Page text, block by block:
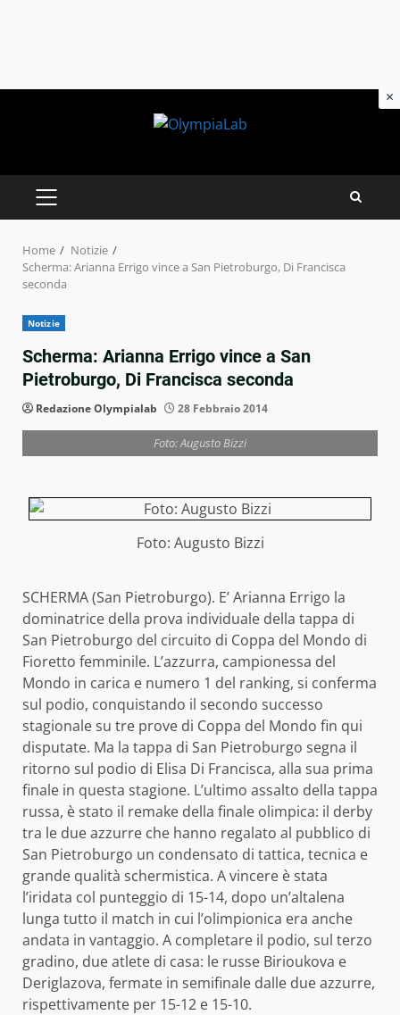
PRIMARY
MENU
Home
Notizie
Scherma: Arianna Errigo vince a San Pietroburgo, Di Francisca
seconda
Notizie
Scherma: Arianna Errigo vince a San
Pietroburgo, Di Francisca seconda
Redazione Olympialab 28 Febbraio 2014
Foto: Augusto Bizzi
Foto: Augusto Bizzi
SCHERMA (San Pietroburgo). E’ Arianna Errigo la
dominatrice della prova individuale della tappa di
San Pietroburgo del circuito di Coppa del Mondo di
Fioretto femminile. L’azzurra, campionessa del
Mondo in carica e numero 1 del ranking, si conferma
sul podio, conquistando il secondo successo
stagionale su tre prove di Coppa del Mondo fin qui
disputate. Ma la tappa di San Pietroburgo segna il
ritorno sul podio di Elisa Di Francisca, alla sua prima
finale in questa stagione. L’ultimo assalto della tappa
russa, è stato il remake della finale olimpica: il derby
tra le due azzurre che hanno regalato al pubblico di
San Pietroburgo un condensato di tattica, tecnica e
grande qualità schermistica. A vincere è stata
l’iridata col punteggio di 15-14, dopo un’altalena
lunga tutto il match in cui l’olimpionica era anche
andata in vantaggio. A completare il podio, sul terzo
gradino, due atlete di casa: le russe Birioukova e
Deriglazova, fermate in semifinale dalle due azzurre,
rispettivamente per 15-12 e 15-10.
×